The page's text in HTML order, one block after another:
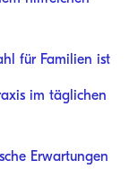
für Familien ist
im täglichen
Erwartungen